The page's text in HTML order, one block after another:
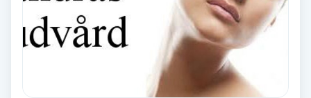
Fotvård